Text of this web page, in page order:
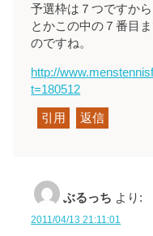
予選枠は７つですか
とかこの中の７番目
のですね。
http://
t=180512
引用 返信
ぶるっち より:
2011/04/13 21:11:01